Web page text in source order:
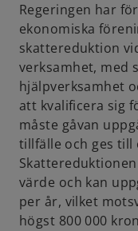
Regeringen har
ekonomiska
skattereduktion
verksamhet, med
hjälpverksamhet
att kvalificera sig
måste gåvan
tillfälle och ges till
värde och kan
per år, vilket
högst 800 000